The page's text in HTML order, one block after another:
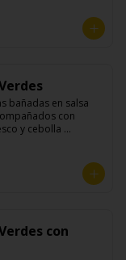
bañadas en salsa
con
y cebolla
con